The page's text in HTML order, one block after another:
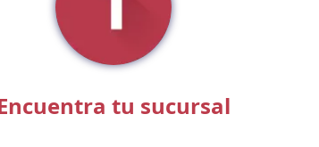
tu sucursal